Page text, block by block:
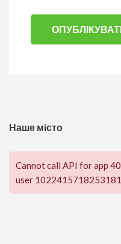
Наше місто
Cannot call API for app
user